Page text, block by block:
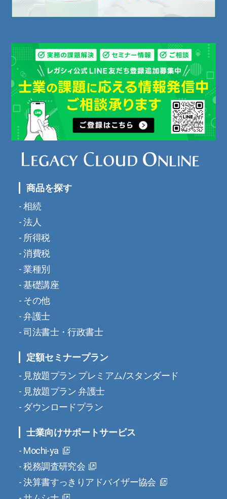
商品を探す
相続
法人
所得税
消費税
業種別
基礎講座
その他
弁護士
司法書士・行政書士
定額セミナープラン
見放題プラン プレミアム/スタンダード
見放題プラン 弁護士
ダウンロードプラン
士業向けサポートサービス
Mochi-ya
税務調査研究会
決算書すっきりアドバイザー協会